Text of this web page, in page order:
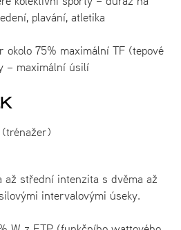
plavání, atletika
okolo 75% maximální TF (tepové
– maximální úsilí
až střední intenzita s dvěma až
intervalovými úseky.